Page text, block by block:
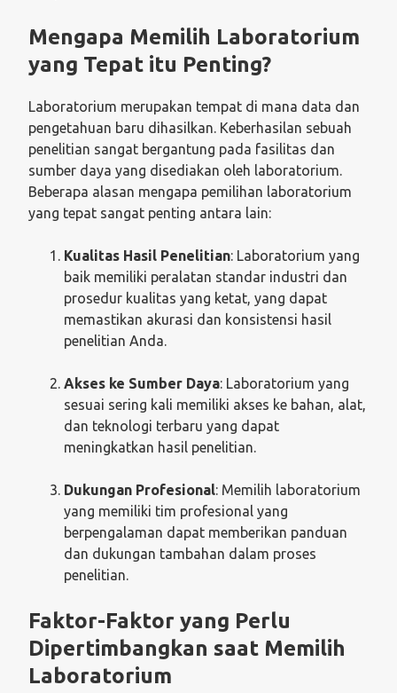
Mengapa Memilih Laboratorium
yang Tepat itu Penting?
Laboratorium merupakan tempat di mana data dan
pengetahuan baru dihasilkan. Keberhasilan sebuah
penelitian sangat bergantung pada fasilitas dan
sumber daya yang disediakan oleh laboratorium.
Beberapa alasan mengapa pemilihan laboratorium
yang tepat sangat penting antara lain:
Kualitas Hasil Penelitian: Laboratorium yang
baik memiliki peralatan standar industri dan
prosedur kualitas yang ketat, yang dapat
memastikan akurasi dan konsistensi hasil
penelitian Anda.
Akses ke Sumber Daya: Laboratorium yang
sesuai sering kali memiliki akses ke bahan, alat,
dan teknologi terbaru yang dapat
meningkatkan hasil penelitian.
Dukungan Profesional: Memilih laboratorium
yang memiliki tim profesional yang
berpengalaman dapat memberikan panduan
dan dukungan tambahan dalam proses
penelitian.
Faktor-Faktor yang Perlu
Dipertimbangkan saat Memilih
Laboratorium